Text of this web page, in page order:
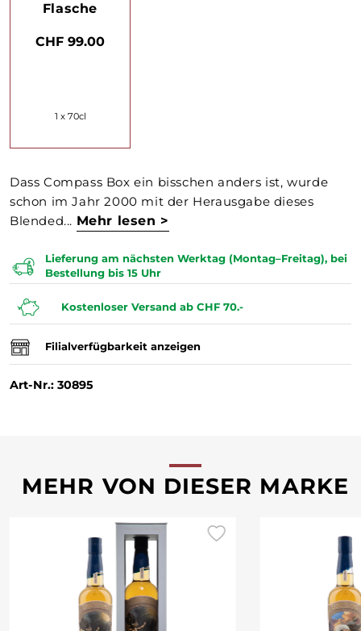
Flasche
CHF 99.00
1 x 70cl
Dass Compass Box ein bisschen anders ist, wurde
schon im Jahr 2000 mit der Herausgabe dieses
Blended... Mehr lesen >
Lieferung am nächsten Werktag (Montag–Freitag), bei
Bestellung bis 15 Uhr
Kostenloser Versand ab CHF 70.-
Filialverfügbarkeit anzeigen
Art-Nr.: 30895
MEHR VON DIESER MARKE